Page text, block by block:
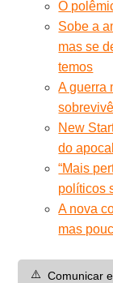
O
Sobe a
mas se
temos
A guerra
New
do
“Mais
políticos
A nova
mas
⚠️ Comunicar